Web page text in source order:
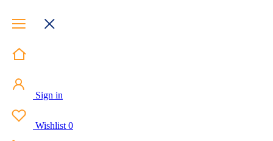
Sign in
Wishlist 0